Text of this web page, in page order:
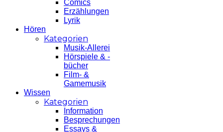
Comics
Erzählungen
Lyrik
Hören
Kategorien
Musik-Allerei
Hörspiele & -
bücher
Film- &
Gamemusik
Wissen
Kategorien
Information
Besprechungen
Essays &